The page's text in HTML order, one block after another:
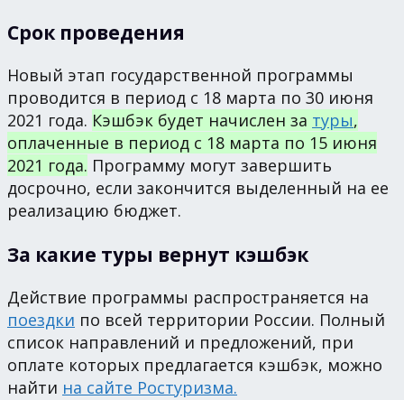
Срок проведения
Новый этап государственной программы
проводится в период с 18 марта по 30 июня
2021 года. Кэшбэк будет начислен за туры,
оплаченные в период с 18 марта по 15 июня
2021 года. Программу могут завершить
досрочно, если закончится выделенный на ее
реализацию бюджет.
За какие туры вернут кэшбэк
Действие программы распространяется на
поездки по всей территории России. Полный
список направлений и предложений, при
оплате которых предлагается кэшбэк, можно
найти на сайте Ростуризма.